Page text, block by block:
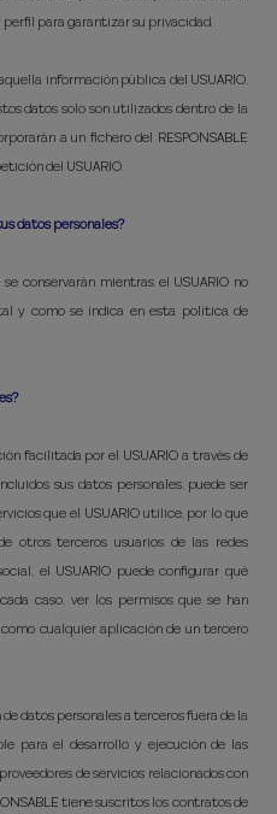
para garantizar su privacidad.
información pública del USUARIO,
datos solo son utilizados dentro de la
a un fichero del RESPONSABLE
del USUARIO.
datos personales?
se conservarán mientras el USUARIO no
y como se indica en esta política de
facilitada por el USUARIO a través de
sus datos personales, puede ser
que el USUARIO utilice, por lo que
otros terceros usuarios de las redes
el USUARIO puede configurar qué
caso, ver los permisos que se han
cualquier aplicación de un tercero
datos personales a terceros fuera de la
para el desarrollo y ejecución de las
de servicios relacionados con
tiene suscritos los contratos de